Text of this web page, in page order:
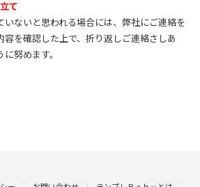
て
いないと思われる場合には、弊社にご連絡を
容を確認した上で、折り返しご連絡さしあ
努めます。